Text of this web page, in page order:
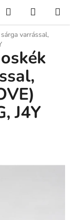
KeresésKOSÁR
varrással,
J4Y